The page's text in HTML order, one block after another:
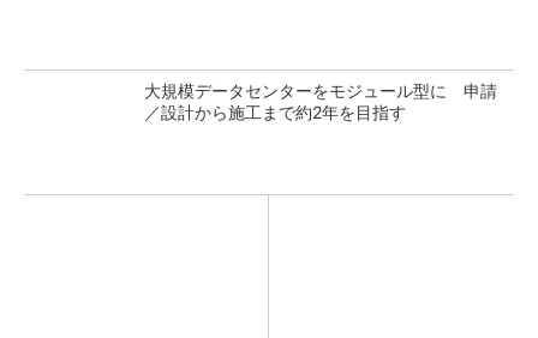
大規模データセンターをモジュール型に 申請
／設計から施工まで約2年を目指す